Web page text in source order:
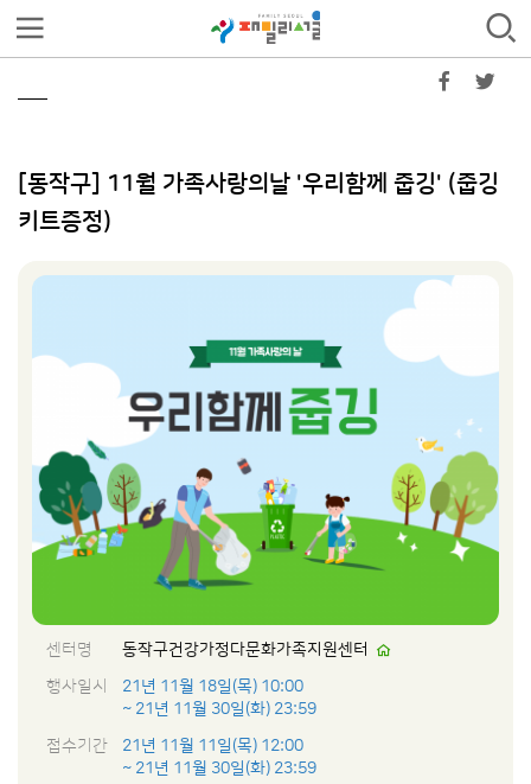
[동작구] 11월 가족사랑의날 '우리함께 줍깅' (줍깅
키트증정)
센터명
동작구건강가정다문화가족지원센터
행사일시
21년 11월 18일(목) 10:00
~ 21년 11월 30일(화) 23:59
접수기간
21년 11월 11일(목) 12:00
~ 21년 11월 30일(화) 23:59